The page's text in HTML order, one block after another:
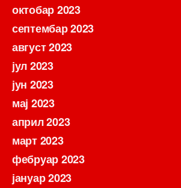
октобар 2023
септембар 2023
август 2023
јул 2023
јун 2023
мај 2023
април 2023
март 2023
фебруар 2023
јануар 2023